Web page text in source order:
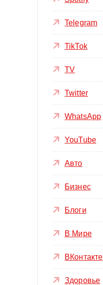
Telegram
TikTok
TV
Twitter
WhatsApp
YouTube
Авто
Бизнес
Блоги
В Мире
ВКонтакте
Здоровье